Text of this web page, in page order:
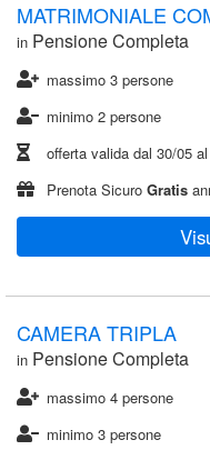
MATRIMONIALE
in Pensione Completa
massimo 3 persone
minimo 2 persone
offerta valida dal 30/05 al
Prenota Sicuro Gratis
CAMERA TRIPLA
in Pensione Completa
massimo 4 persone
minimo 3 persone